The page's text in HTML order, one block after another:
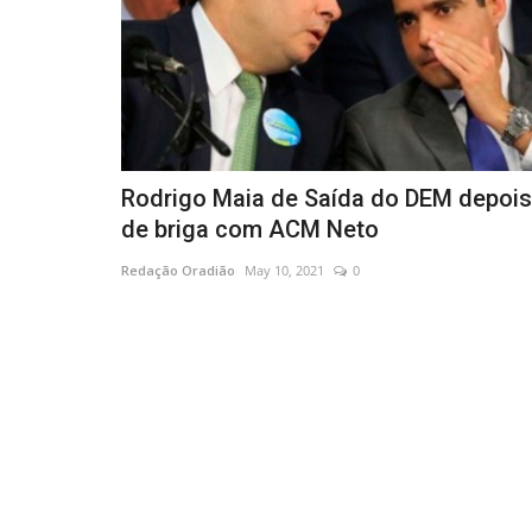
Rodrigo Maia de Saída do DEM depois
de briga com ACM Neto
Redação Oradião May 10, 2021 0